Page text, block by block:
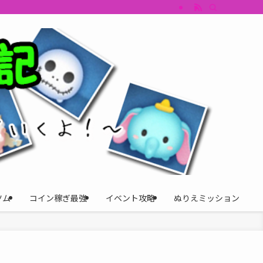
ム・キャラ評価も丁寧に解説。ツムツムイベント、ツムツム攻略、ツムツ
ム コイン稼ぎ最強 イベント攻略 ぬりえミッション